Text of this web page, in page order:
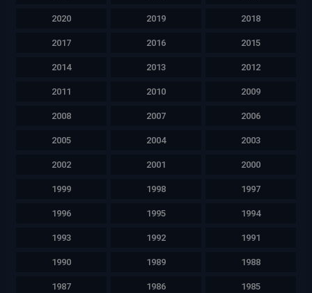
2020 2019 2018
2017 2016 2015
2014 2013 2012
2011 2010 2009
2008 2007 2006
2005 2004 2003
2002 2001 2000
1999 1998 1997
1996 1995 1994
1993 1992 1991
1990 1989 1988
1987 1986 1985